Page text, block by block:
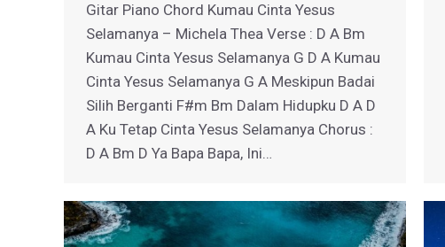
Gitar Piano Chord Kumau Cinta Yesus
Selamanya – Michela Thea Verse : D A Bm
Kumau Cinta Yesus Selamanya G D A Kumau
Cinta Yesus Selamanya G A Meskipun Badai
Silih Berganti F#m Bm Dalam Hidupku D A D
A Ku Tetap Cinta Yesus Selamanya Chorus :
D A Bm D Ya Bapa Bapa, Ini…